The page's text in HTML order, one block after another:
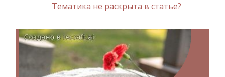
Тематика не раскрыта в статье?